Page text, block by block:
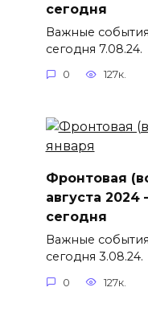
сегодня
Важные
сегодня 7.08.24.
0 127к.
Фронтовая
августа
сегодня
Важные
сегодня 3.08.24.
0 127к.